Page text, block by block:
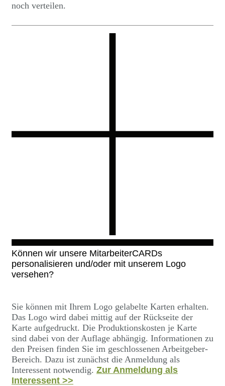
noch verteilen.
Können wir unsere MitarbeiterCARDs
personalisieren und/oder mit unserem Logo
versehen?
Sie können mit Ihrem Logo gelabelte Karten erhalten.
Das Logo wird dabei mittig auf der Rückseite der
Karte aufgedruckt. Die Produktionskosten je Karte
sind dabei von der Auflage abhängig. Informationen zu
den Preisen finden Sie im geschlossenen Arbeitgeber-
Bereich. Dazu ist zunächst die Anmeldung als
Interessent notwendig. Zur Anmeldung als
Interessent >>